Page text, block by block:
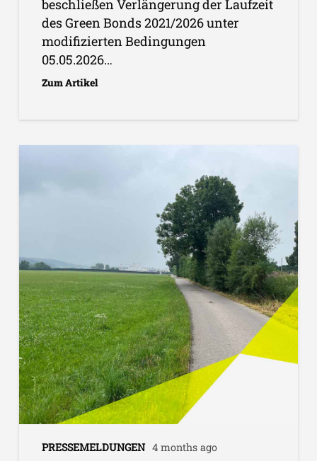
beschließen Verlängerung der Laufzeit
des Green Bonds 2021/2026 unter
modifizierten Bedingungen
05.05.2026…
Zum Artikel
PRESSEMELDUNGEN 4 months ago